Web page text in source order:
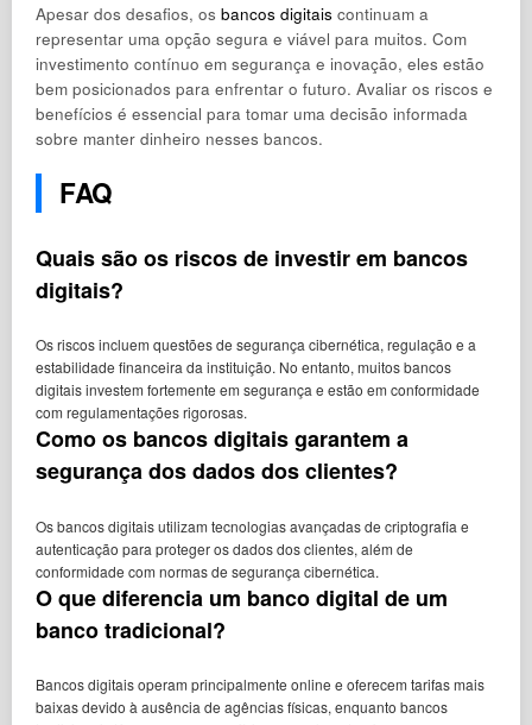
Apesar dos desafios, os bancos digitais continuam a
representar uma opção segura e viável para muitos. Com
investimento contínuo em segurança e inovação, eles estão
bem posicionados para enfrentar o futuro. Avaliar os riscos e
benefícios é essencial para tomar uma decisão informada
sobre manter dinheiro nesses bancos.
FAQ
Quais são os riscos de investir em bancos
digitais?
Os riscos incluem questões de segurança cibernética, regulação e a
estabilidade financeira da instituição. No entanto, muitos bancos
digitais investem fortemente em segurança e estão em conformidade
com regulamentações rigorosas.
Como os bancos digitais garantem a
segurança dos dados dos clientes?
Os bancos digitais utilizam tecnologias avançadas de criptografia e
autenticação para proteger os dados dos clientes, além de
conformidade com normas de segurança cibernética.
O que diferencia um banco digital de um
banco tradicional?
Bancos digitais operam principalmente online e oferecem tarifas mais
baixas devido à ausência de agências físicas, enquanto bancos